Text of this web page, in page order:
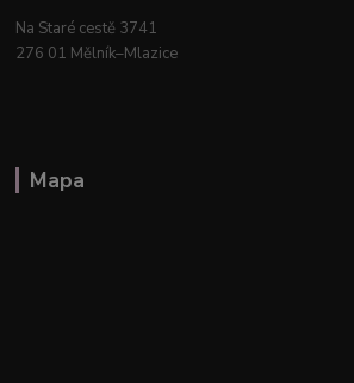
Na Staré cestě 3741
276 01 Mělník–Mlazice
Mapa